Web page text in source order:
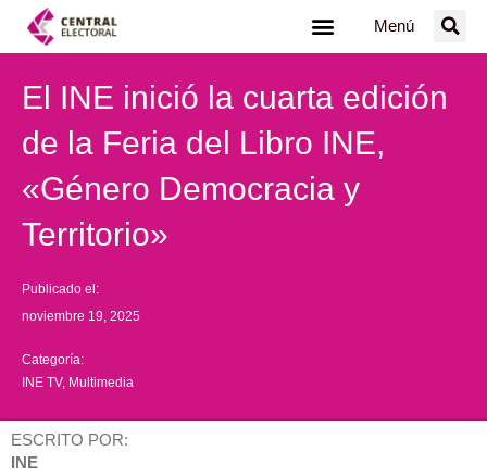
Menú
El INE inició la cuarta edición
de la Feria del Libro INE,
«Género Democracia y
Territorio»
Publicado el:
noviembre 19, 2025
Categoría:
INE TV, Multimedia
ESCRITO POR:
INE